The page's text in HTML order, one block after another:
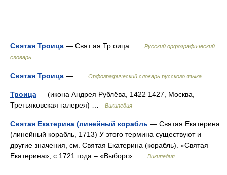
Святая Троица — Свят ая Тр оица …
Русский орфографический
словарь
Святая Троица — … Орфографический словарь русского языка
Троица — (икона Андрея Рублёва, 1422 1427, Москва,
Третьяковская галерея) …
Википедия
Святая Екатерина (линейный корабль — Святая Екатерина
(линейный корабль, 1713) У этого термина существуют и
другие значения, см. Святая Екатерина (корабль). «Святая
Екатерина», с 1721 года – «Выборг» …
Википедия